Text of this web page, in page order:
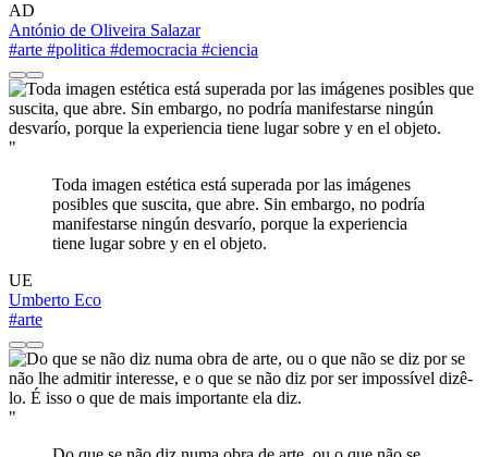
AD
António de Oliveira Salazar
#arte #politica #democracia #ciencia
"
Toda imagen estética está superada por las imágenes
posibles que suscita, que abre. Sin embargo, no podría
manifestarse ningún desvarío, porque la experiencia
tiene lugar sobre y en el objeto.
UE
Umberto Eco
#arte
"